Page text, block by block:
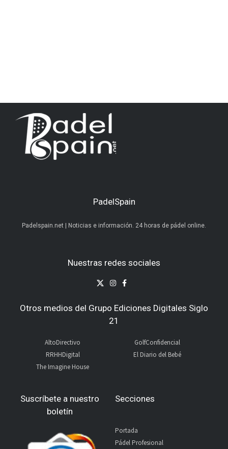
PadelSpain
Padelspain.net | Noticias e información. 24 horas de pádel online.
Nuestras redes sociales
Otros medios del Grupo Ediciones Digitales Siglo
21
AltoDirectivo
RRHHDigital
The Imagine House
GolfConfidencial
El Diario del Bebé
Suscríbete a nuestro
boletín
Secciones
Portada
Pádel Profesional